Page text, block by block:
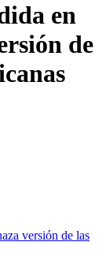
en
de